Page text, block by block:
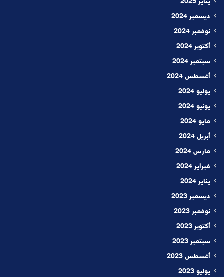
يناير 2025
ديسمبر 2024
نوفمبر 2024
أكتوبر 2024
سبتمبر 2024
أغسطس 2024
يوليو 2024
يونيو 2024
مايو 2024
أبريل 2024
مارس 2024
فبراير 2024
يناير 2024
ديسمبر 2023
نوفمبر 2023
أكتوبر 2023
سبتمبر 2023
أغسطس 2023
يوليو 2023